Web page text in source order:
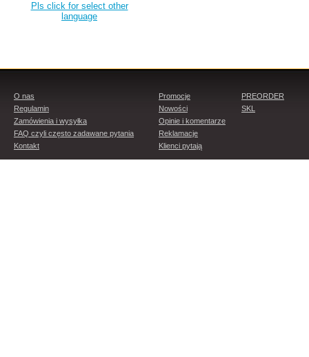
Pls click for select other
language
O nas
Regulamin
Zamówienia i wysyłka
FAQ czyli często zadawane pytania
Kontakt
Promocje
Nowości
Opinie i komentarze
Reklamacje
Klienci pytają
PREORDER
SKL